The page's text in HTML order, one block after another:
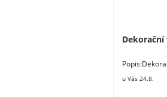
Dekorační
Nábytek
u Vás 24.8.